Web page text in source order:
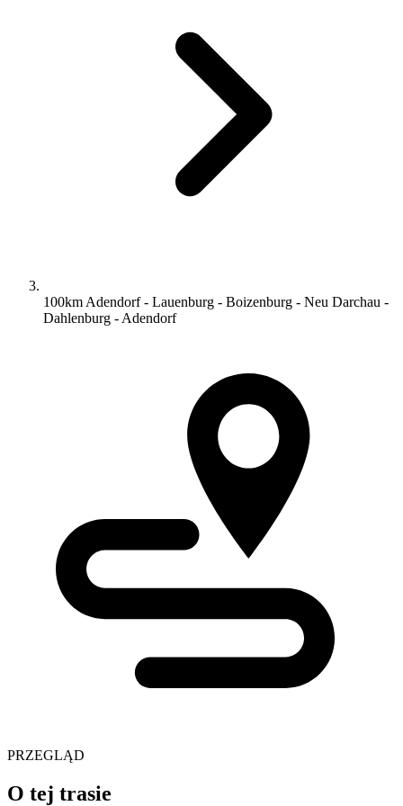
100km Adendorf - Lauenburg - Boizenburg - Neu Darchau -
Dahlenburg - Adendorf
PRZEGLĄD
O tej trasie